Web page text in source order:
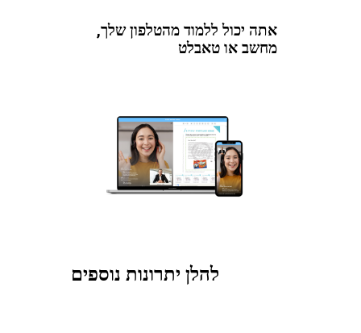
אתה יכול ללמוד מהטלפון שלך,
מחשב או טאבלט
להלן יתרונות נוספים